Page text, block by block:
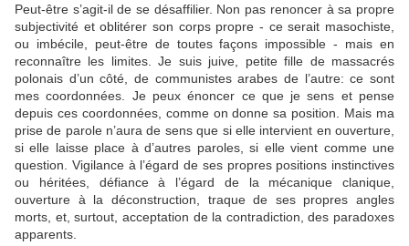
Peut-être s’agit-il de se désaffilier. Non pas renoncer à sa propre
subjectivité et oblitérer son corps propre - ce serait masochiste,
ou imbécile, peut-être de toutes façons impossible - mais en
reconnaître les limites. Je suis juive, petite fille de massacrés
polonais d’un côté, de communistes arabes de l’autre: ce sont
mes coordonnées. Je peux énoncer ce que je sens et pense
depuis ces coordonnées, comme on donne sa position. Mais ma
prise de parole n’aura de sens que si elle intervient en ouverture,
si elle laisse place à d’autres paroles, si elle vient comme une
question. Vigilance à l’égard de ses propres positions instinctives
ou héritées, défiance à l’égard de la mécanique clanique,
ouverture à la déconstruction, traque de ses propres angles
morts, et, surtout, acceptation de la contradiction, des paradoxes
apparents.